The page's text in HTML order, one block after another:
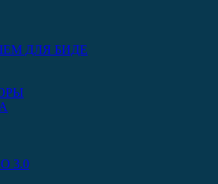
ДЛЯ БИДЕ
3.0